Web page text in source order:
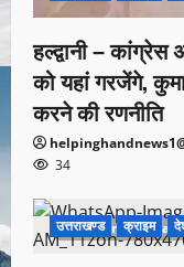
हल्द्वानी –
को यहां गरजेंगे,
करने की रणनीति
34
1 minute read
उत्तराखण्ड क्राइम